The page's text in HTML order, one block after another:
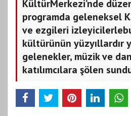
KültürMerkezi’nde
programda geleneksel
ve ezgileri
kültürünün yüzyıllardır
gelenekler, müzik ve
katılımcılara şölen